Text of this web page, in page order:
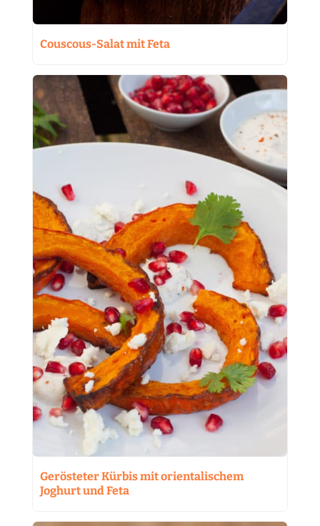
Couscous-Salat mit Feta
Gerösteter Kürbis mit orientalischem
Joghurt und Feta